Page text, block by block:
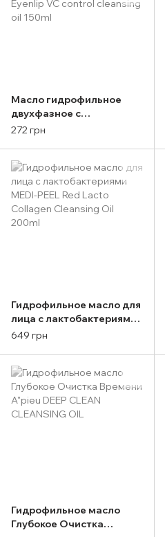
Масло гидрофильное
двухфазное с
фруктовыми экстрактами
272 грн
Гидрофильное масло для
лица с лактобактериями
MEDI-PEEL Red Lacto
649 грн
Гидрофильное масло
Глубокое Очистка